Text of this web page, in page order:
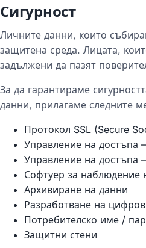
Сигурност
Личните данни, които
защитена среда. Лицата,
задължени да пазят
За да гарантираме
данни, прилагаме следните
Протокол SSL (Secure
Управление на достъпа
Управление на достъпа
Софтуер за наблюдение
Архивиране на данни
Разработване на
Потребителско име /
Защитни стени